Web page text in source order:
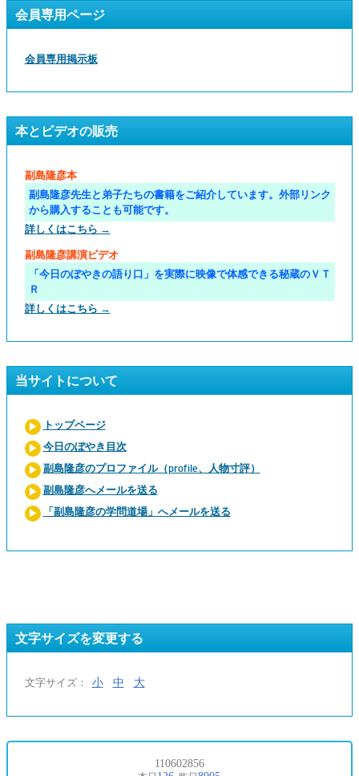
会員専用ページ
会員専用掲示板
本とビデオの販売
副島隆彦本
副島隆彦先生と弟子たちの書籍をご紹介しています。外部リンク
から購入することも可能です。
詳しくはこちら →
副島隆彦講演ビデオ
「今日のぼやきの語り口」を実際に映像で体感できる秘蔵のＶＴ
Ｒ
詳しくはこちら →
当サイトについて
トップページ
今日のぼやき目次
副島隆彦のプロファイル（profile、人物寸評）
副島隆彦へメールを送る
「副島隆彦の学問道場」へメールを送る
文字サイズを変更する
文字サイズ： 小 中 大